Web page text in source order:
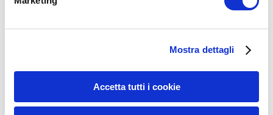
Mostra dettagli
Accetta tutti i cookie
Esercizi come piegamenti sulle braccia, rematore con manubri, squat
Correre 5 km Correre 6 km
Giorno Pesi per 25
Pesi per 35
Min
Pesi per 40
Min
Pesi per 45
Giorno
km
Correre 4 km Correre 5 km Correre 7 Km